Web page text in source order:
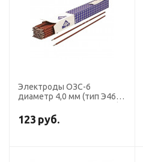
Электроды ОЗС-6
диаметр 4,0 мм (тип Э46,
(пачка 5 кг, ЛЭЗ)
123 руб.